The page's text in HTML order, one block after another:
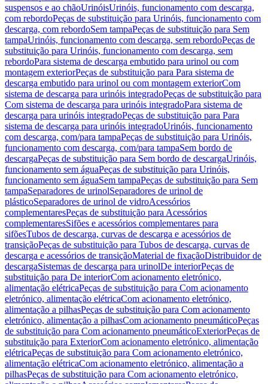
suspensos e ao chãoUrinóisUrinóis, funcionamento com descarga,
com rebordoPeças de substituição para Urinóis, funcionamento com
descarga, com rebordoSem tampaPeças de substituição para Sem
tampaUrinóis, funcionamento com descarga, sem rebordoPeças de
substituição para Urinóis, funcionamento com descarga, sem
rebordoPara sistema de descarga embutido para urinol ou com
montagem exteriorPeças de substituição para Para sistema de
descarga embutido para urinol ou com montagem exteriorCom
sistema de descarga para urinóis integradoPeças de substituição para
Com sistema de descarga para urinóis integradoPara sistema de
descarga para urinóis integradoPeças de substituição para Para
sistema de descarga para urinóis integradoUrinóis, funcionamento
com descarga, com/para tampaPeças de substituição para Urinóis,
funcionamento com descarga, com/para tampaSem bordo de
descargaPeças de substituição para Sem bordo de descargaUrinóis,
funcionamento sem águaPeças de substituição para Urinóis,
funcionamento sem águaSem tampaPeças de substituição para Sem
tampaSeparadores de urinolSeparadores de urinol de
plásticoSeparadores de urinol de vidroAcessórios
complementaresPeças de substituição para Acessórios
complementaresSifões e acessórios complementares para
sifõesTubos de descarga, curvas de descarga e acessórios de
transiçãoPeças de substituição para Tubos de descarga, curvas de
descarga e acessórios de transiçãoMaterial de fixaçãoDistribuidor de
descargaSistemas de descarga para urinolDe interiorPeças de
substituição para De interiorCom acionamento eletrónico,
alimentação elétricaPeças de substituição para Com acionamento
eletrónico, alimentação elétricaCom acionamento eletrónico,
alimentação a pilhasPeças de substituição para Com acionamento
eletrónico, alimentação a pilhasCom acionamento pneumáticoPeças
de substituição para Com acionamento pneumáticoExteriorPeças de
substituição para ExteriorCom acionamento eletrónico, alimentação
elétricaPeças de substituição para Com acionamento eletrónico,
alimentação elétricaCom acionamento eletrónico, alimentação a
pilhasPeças de substituição para Com acionamento eletrónico,